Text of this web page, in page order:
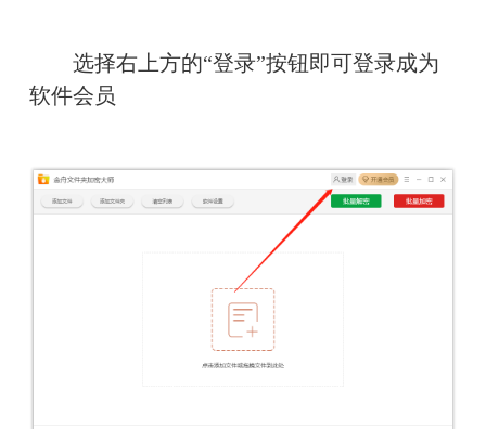
选择右上方的“登录”按钮即可登录成为
软件会员